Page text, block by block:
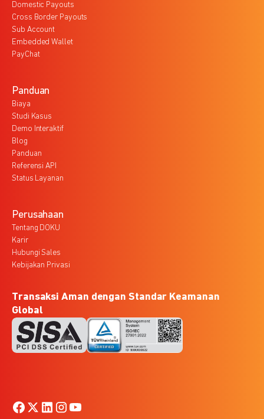
Domestic Payouts
Cross Border Payouts
Sub Account
Embedded Wallet
PayChat
Panduan
Biaya
Studi Kasus
Demo Interaktif
Blog
Panduan
Referensi API
Status Layanan
Perusahaan
Tentang DOKU
Karir
Hubungi Sales
Kebijakan Privasi
Transaksi Aman dengan Standar Keamanan
Global